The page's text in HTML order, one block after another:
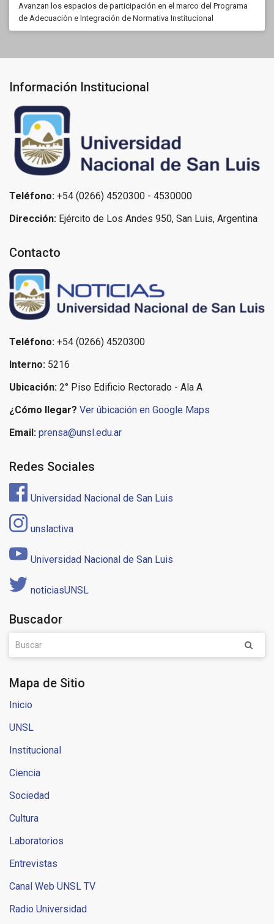
Avanzan los espacios de participación en el marco del Programa
de Adecuación e Integración de Normativa Institucional
Información Institucional
Teléfono: +54 (0266) 4520300 - 4530000
Dirección: Ejército de Los Andes 950, San Luis, Argentina
Contacto
Teléfono: +54 (0266) 4520300
Interno: 5216
Ubicación: 2° Piso Edificio Rectorado - Ala A
¿Cómo llegar? Ver úbicación en Google Maps
Email: prensa@unsl.edu.ar
Redes Sociales
Universidad Nacional de San Luis
unslactiva
Universidad Nacional de San Luis
noticiasUNSL
Buscador
Mapa de Sitio
Inicio
UNSL
Institucional
Ciencia
Sociedad
Cultura
Laboratorios
Entrevistas
Canal Web UNSL TV
Radio Universidad